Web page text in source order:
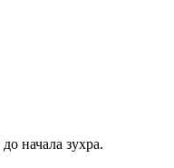
начала зухра.